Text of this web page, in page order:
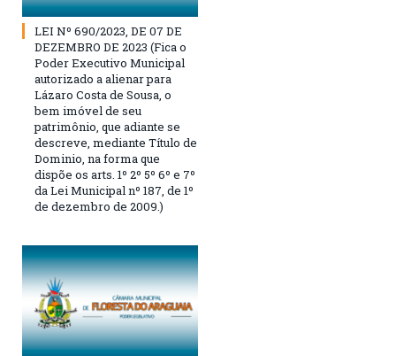
LEI Nº 690/2023, DE 07 DE
DEZEMBRO DE 2023 (Fica o
Poder Executivo Municipal
autorizado a alienar para
Lázaro Costa de Sousa, o
bem imóvel de seu
patrimônio, que adiante se
descreve, mediante Título de
Dominio, na forma que
dispõe os arts. 1º 2º 5º 6º e 7º
da Lei Municipal nº 187, de 1º
de dezembro de 2009.)